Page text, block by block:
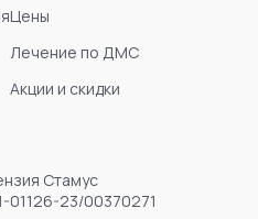
Цены
Лечение по ДМС
Акции и скидки
Стамус
01126-23/00370271